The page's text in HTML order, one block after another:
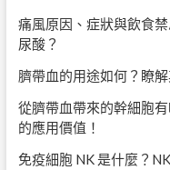
痛風原因、症狀與飲食
尿酸？
臍帶血的用途如何？瞭
從臍帶血帶來的幹細胞
的應用價值！
免疫細胞 NK 是什麼？